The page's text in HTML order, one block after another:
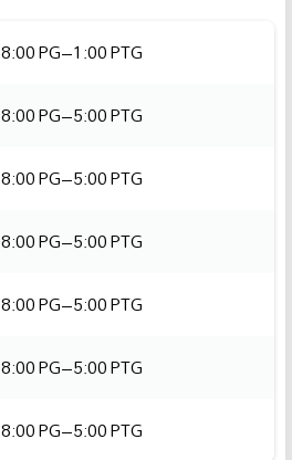
8:00 PG–1:00 PTG
8:00 PG–5:00 PTG
8:00 PG–5:00 PTG
8:00 PG–5:00 PTG
8:00 PG–5:00 PTG
8:00 PG–5:00 PTG
8:00 PG–5:00 PTG